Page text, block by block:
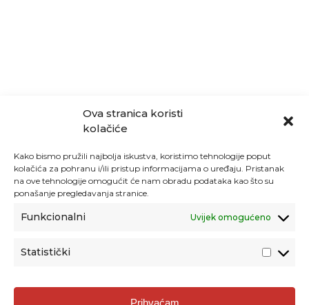
Ova stranica koristi
kolačiće
Kako bismo pružili najbolja iskustva, koristimo tehnologije poput
kolačića za pohranu i/ili pristup informacijama o uređaju. Pristanak
na ove tehnologije omogućit će nam obradu podataka kao što su
ponašanje pregledavanja stranice.
Funkcionalni Uvijek omogućeno
Statistički
Prihvaćam
Agencija za odgoj i obrazovanje